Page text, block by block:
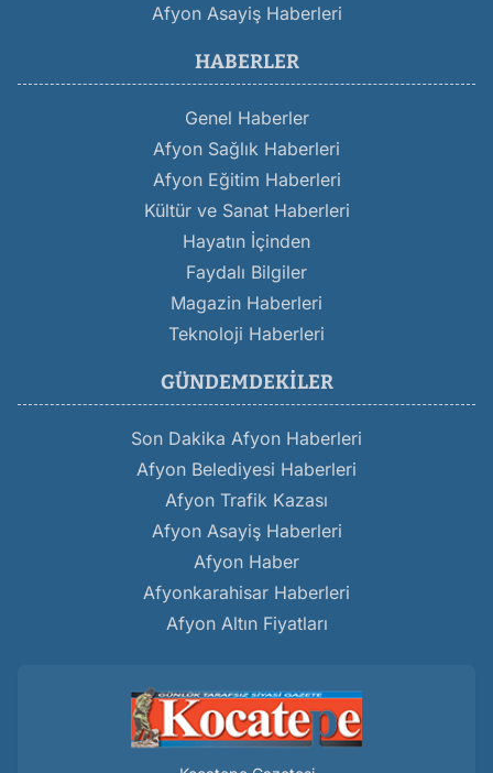
Afyon Asayiş Haberleri
HABERLER
Genel Haberler
Afyon Sağlık Haberleri
Afyon Eğitim Haberleri
Kültür ve Sanat Haberleri
Hayatın İçinden
Faydalı Bilgiler
Magazin Haberleri
Teknoloji Haberleri
GÜNDEMDEKILER
Son Dakika Afyon Haberleri
Afyon Belediyesi Haberleri
Afyon Trafik Kazası
Afyon Asayiş Haberleri
Afyon Haber
Afyonkarahisar Haberleri
Afyon Altın Fiyatları